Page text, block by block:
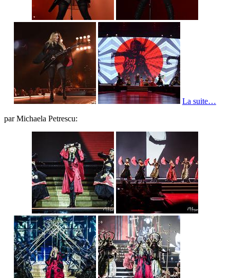
La suite…
par Michaela Petrescu: